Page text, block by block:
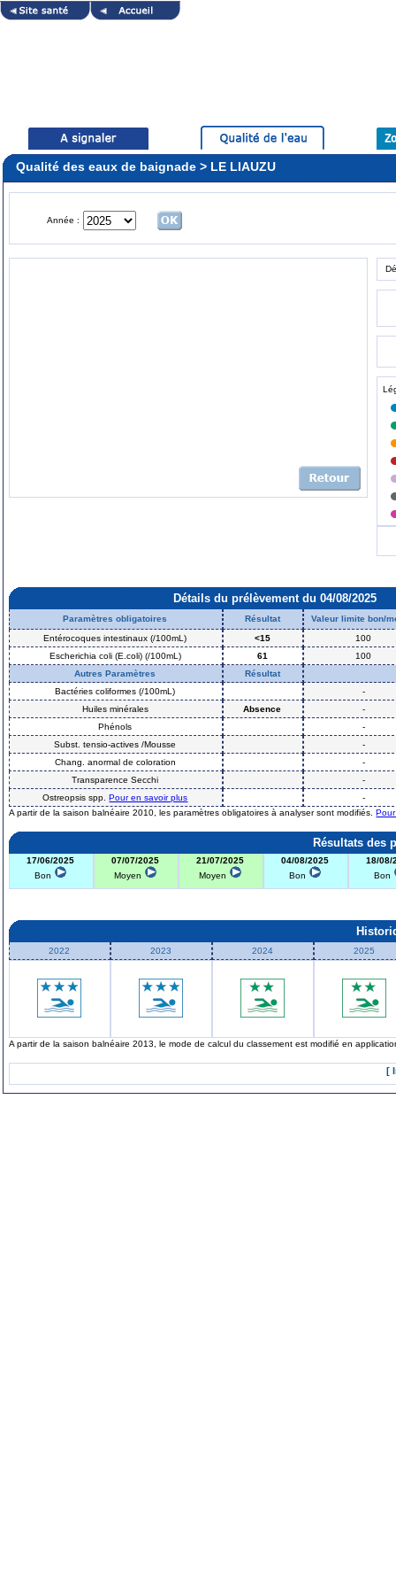
Qualité des eaux de baignade > LE LIAUZU
Année :
Détails du prélèvement du 04/08/2025
Paramètres obligatoires Résultat
Valeur limite bon/
Entérocoques intestinaux (/100mL)
<15
100
Escherichia coli (E.coli) (/100mL)
61
100
Autres Paramètres
Résultat
Bactéries coliformes (/100mL)
-
Huiles minérales
Absence
-
Phénols
-
Subst. tensio-actives /Mousse
-
Chang. anormal de coloration
-
Transparence Secchi
-
Ostreopsis spp.Pour en savoir plus
-
A partir de la saison balnéaire 2010, les paramètres obligatoires à analyser sont modifiés.
Résultats des
17/06/2025
Bon
07/07/2025
Moyen
21/07/2025
Moyen
04/08/2025
Bon
18/08/
Bon
2022 2023 2024 2025
A partir de la saison balnéaire 2013, le mode de calcul du classement est modifié en
[